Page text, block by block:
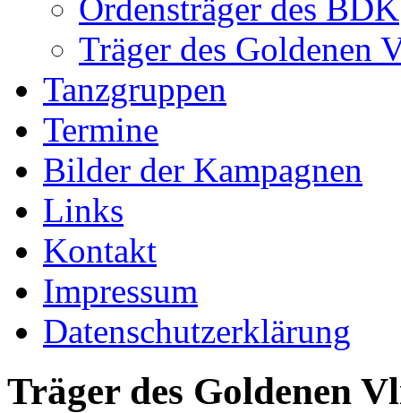
Ordensträger des BDK
Träger des Goldenen
Tanzgruppen
Termine
Bilder der Kampagnen
Links
Kontakt
Impressum
Datenschutzerklärung
Träger des Goldenen